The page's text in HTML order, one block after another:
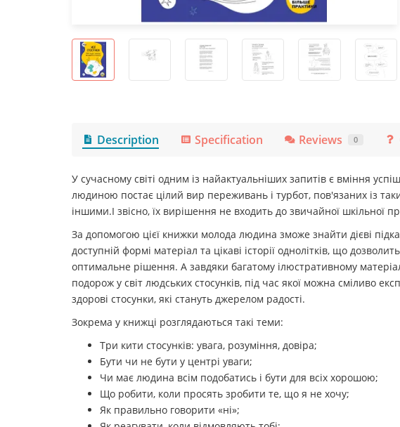
Description Specification Reviews 0
У сучасному світі одним із найактуальніших запитів є вміння
людиною постає цілий вир переживань і турбот, пов'язаних із
іншими.І звісно, їх вирішення не входить до звичайної шкільної
За допомогою цієї книжки молода людина зможе знайти дієві
доступній формі матеріал та цікаві історії однолітків, що
оптимальне рішення. А завдяки багатому ілюстративному
подорож у світ людських стосунків, під час якої можна сміливо
здорові стосунки, які стануть джерелом радості.
Зокрема у книжці розглядаються такі теми:
Три кити стосунків: увага, розуміння, довіра;
Бути чи не бути у центрі уваги;
Чи має людина всім подобатись і бути для всіх хорошою;
Що робити, коли просять зробити те, що я не хочу;
Як правильно говорити «ні»;